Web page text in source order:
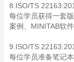
8.ISO/TS
每位学员获得一套
案例、MINITAB软件.
9.ISO/TS
每位学员准备笔记